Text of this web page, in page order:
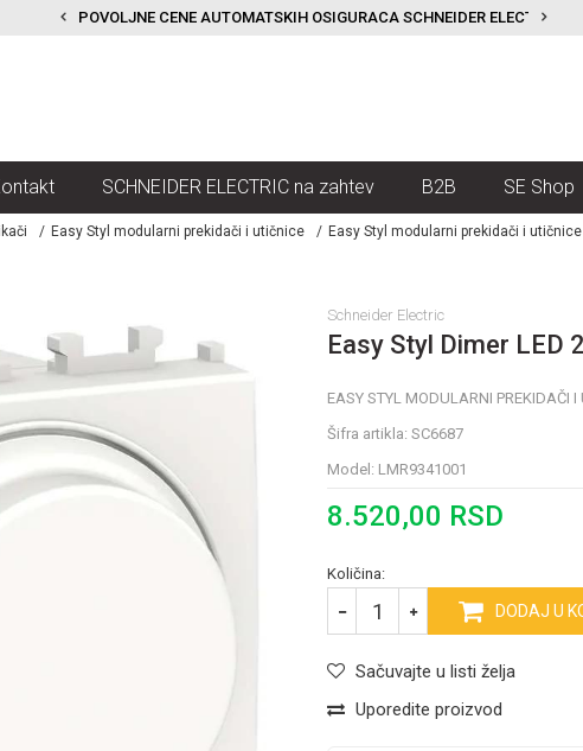
POVOLJNE CENE AUTOMATSKIH OSIGURACA SCHNEIDER ELECTRIC
SCHNEIDER ELECTRIC na zahtev B2B SE Shop
Easy Styl modularni prekidači i utičnice Easy Styl modularni prekidači i
Schneider Electric
Easy Styl Dimer LED
EASY STYL MODULARNI PREKIDAČI I
Šifra artikla: SC6687
Model: LMR9341001
8.520,00 RSD
Količina:
DODAJ U
Sačuvajte u listi želja
Uporedite proizvod